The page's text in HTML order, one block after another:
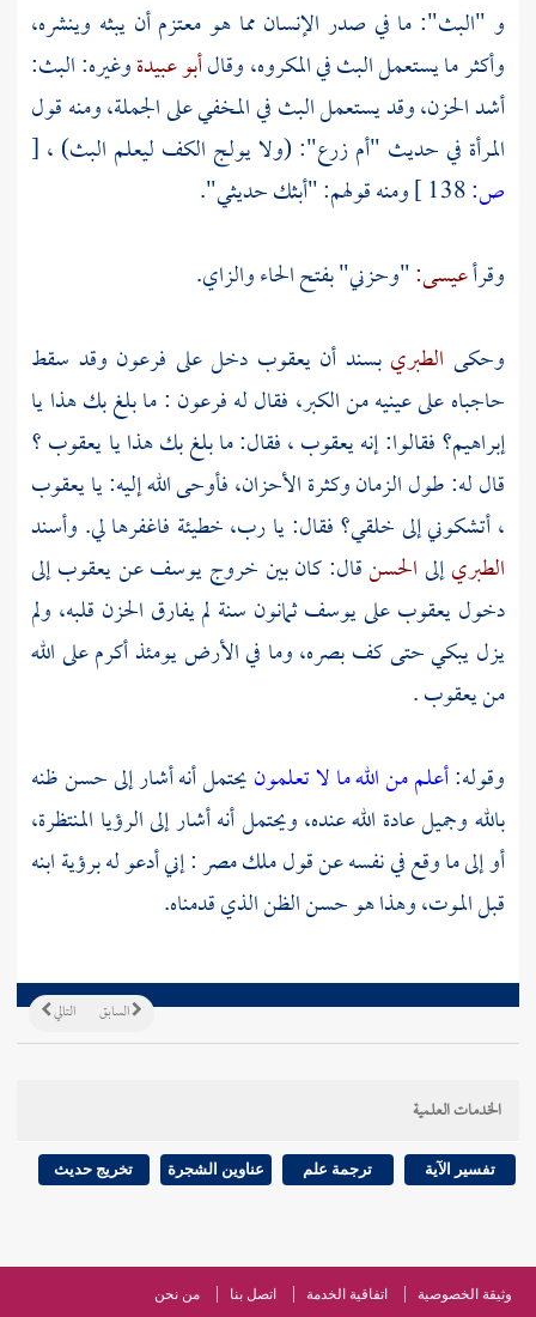
و "البث": ما في صدر الإنسان مما هو معتزم أن يبثه وينشره،
وأكثر ما يستعمل البث في المكروه، وقالأبو عبيدةوغيره: البث:
أشد الحزن، وقد يستعمل البث في المخفي على الجملة، ومنه قول
المرأة في حديث "أم زرع": (ولا يولج الكف ليعلم البث) ، [
ص:
ومنه قولهم: "أبثك حديثي".
وقرأعيسى:"وحزني" بفتح الحاء والزاي.
وحكى الطبريبسند أنيعقوب دخل على فرعون وقد سقط
حاجباه على عينيه من الكبر، فقال لهفرعون : ما بلغ بك هذا يا
إبراهيم؟فقالوا: إنهيعقوب، فقال: ما بلغ بك هذا يايعقوب؟
قال له: طول الزمان وكثرة الأحزان، فأوحى الله إليه: يايعقوب
، أتشكوني إلى خلقي؟ فقال: يا رب، خطيئة فاغفرها لي. وأسند
الطبريإلىالحسنقال: كان بين خروجيوسفعنيعقوبإلى
دخوليعقوبعلىيوسفثمانون سنة لم يفارق الحزن قلبه، ولم
يزل يبكي حتى كف بصره، وما في الأرض يومئذ أكرم على الله
منيعقوب.
وقوله:أعلم من الله ما لا تعلمونيحتمل أنه أشار إلى حسن ظنه
بالله وجميل عادة الله عنده، ويحتمل أنه أشار إلى الرؤيا المنتظرة،
أو إلى ما وقع في نفسه عن قول ملكمصر: إني أدعو له برؤية ابنه
قبل الموت، وهذا هو حسن الظن الذي قدمناه.
التالي السابق
الخدمات العلمية
تفسير الآية ترجمة علم عناوين الشجرة تخريج حديث
وثيقة الخصوصية اتفاقية الخدمة اتصل بنا من نحن